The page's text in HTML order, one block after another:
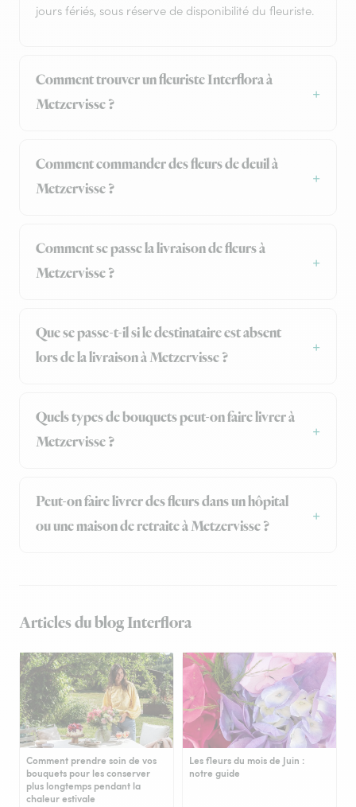
jours fériés, sous réserve de disponibilité du fleuriste.
Comment trouver un fleuriste Interflora à
Metzervisse ?
Comment commander des fleurs de deuil à
Metzervisse ?
Comment se passe la livraison de fleurs à
Metzervisse ?
Que se passe-t-il si le destinataire est absent
lors de la livraison à Metzervisse ?
Quels types de bouquets peut-on faire livrer à
Metzervisse ?
Peut-on faire livrer des fleurs dans un hôpital
ou une maison de retraite à Metzervisse ?
Articles du blog Interflora
Comment prendre soin de vos
bouquets pour les conserver
plus longtemps pendant la
chaleur estivale
Les fleurs du mois de Juin :
notre guide